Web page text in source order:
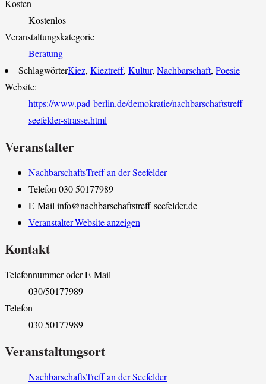
Kosten
Kostenlos
Veranstaltungskategorie
Beratung
SchlagwörterKiez, Kieztreff, Kultur, Nachbarschaft, Poesie
Website:
https://www.pad-berlin.de/demokratie/nachbarschaftstreff-
seefelder-strasse.html
Veranstalter
NachbarschaftsTreff an der Seefelder
Telefon 030 50177989
E-Mail info@nachbarschaftstreff-seefelder.de
Veranstalter-Website anzeigen
Kontakt
Telefonnummer oder E-Mail
030/50177989
Telefon
030 50177989
Veranstaltungsort
NachbarschaftsTreff an der Seefelder